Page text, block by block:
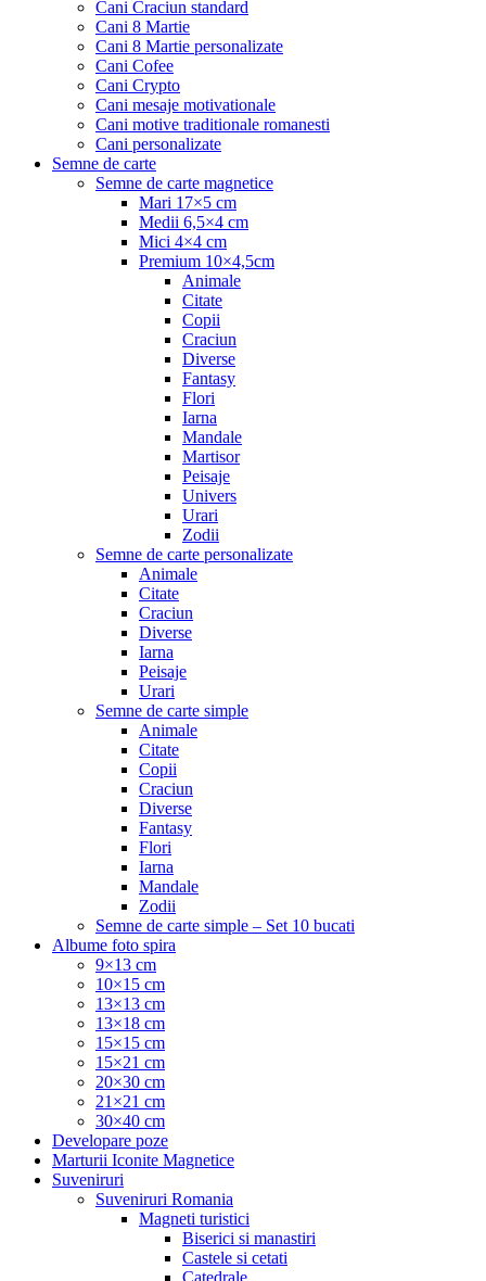
Cani Craciun standard
Cani 8 Martie
Cani 8 Martie personalizate
Cani Cofee
Cani Crypto
Cani mesaje motivationale
Cani motive traditionale romanesti
Cani personalizate
Semne de carte
Semne de carte magnetice
Mari 17×5 cm
Medii 6,5×4 cm
Mici 4×4 cm
Premium 10×4,5cm
Animale
Citate
Copii
Craciun
Diverse
Fantasy
Flori
Iarna
Mandale
Martisor
Peisaje
Univers
Urari
Zodii
Semne de carte personalizate
Animale
Citate
Craciun
Diverse
Iarna
Peisaje
Urari
Semne de carte simple
Animale
Citate
Copii
Craciun
Diverse
Fantasy
Flori
Iarna
Mandale
Zodii
Semne de carte simple – Set 10 bucati
Albume foto spira
9×13 cm
10×15 cm
13×13 cm
13×18 cm
15×15 cm
15×21 cm
20×30 cm
21×21 cm
30×40 cm
Developare poze
Marturii Iconite Magnetice
Suveniruri
Suveniruri Romania
Magneti turistici
Biserici si manastiri
Castele si cetati
Catedrale